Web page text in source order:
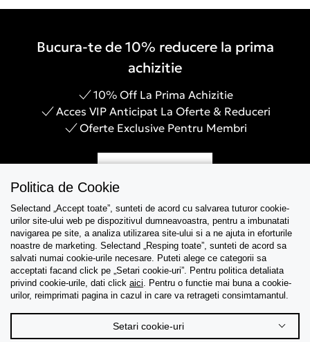
Bucura-te de 10% reducere la prima
achizitie
10% Off La Prima Achizitie
Acces VIP Anticipat La Oferte & Reduceri
Oferte Exclusive Pentru Membri
Asistenta
Colectii
Tips & Guides
Politica de Cookie
Selectand „Accept toate”, sunteti de acord cu salvarea tuturor cookie-
urilor site-ului web pe dispozitivul dumneavoastra, pentru a imbunatati
navigarea pe site, a analiza utilizarea site-ului si a ne ajuta in eforturile
noastre de marketing. Selectand „Resping toate”, sunteti de acord sa
salvati numai cookie-urile necesare. Puteti alege ce categorii sa
acceptati facand click pe „Setari cookie-uri”. Pentru politica detaliata
privind cookie-urile, dati click aici. Pentru o functie mai buna a cookie-
urilor, reimprimati pagina in cazul in care va retrageti consimtamantul.
Setari cookie-uri